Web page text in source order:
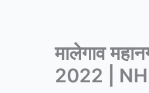
मालेगाव
2022 |